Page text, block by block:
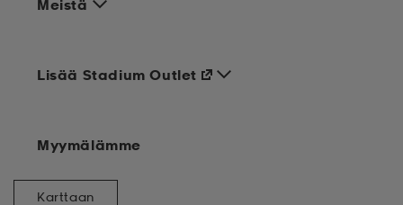
Meistä
Lisää Stadium Outlet
Myymälämme
Karttaan